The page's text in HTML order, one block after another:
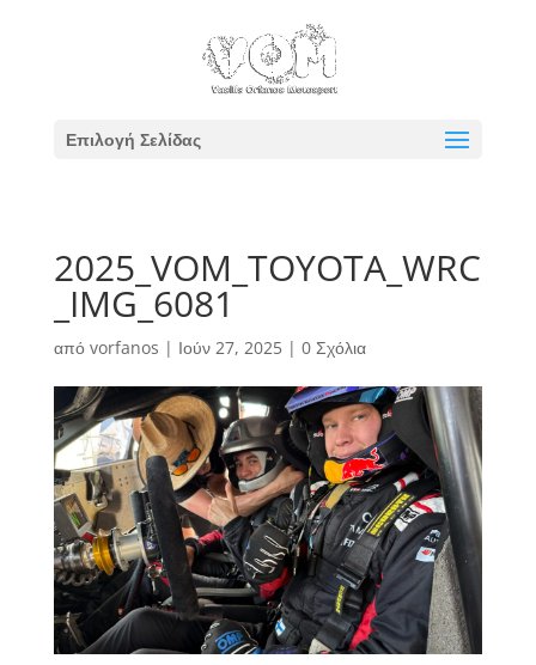
Επιλογή Σελίδας
2025_VOM_TOYOTA_WRC
_IMG_6081
από vorfanos | Ιούν 27, 2025| 0 Σχόλια